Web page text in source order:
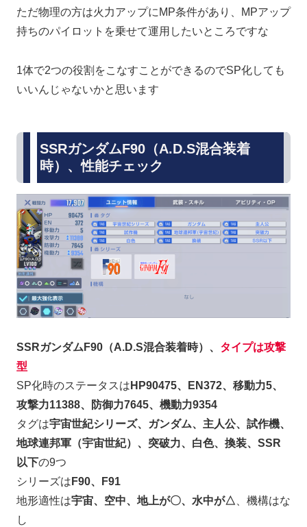
ただ物理の方は火力アップにMP条件があり、MPアップ
持ちのパイロットを乗せて運用したいところですな
1体で2つの役割をこなすことができるのでSP化しても
いいんじゃないかと思います
SSRガンダムF90（A.D.S混合装着
時）、性能チェック
SSRガンダムF90（A.D.S混合装着時）、 タイプは攻撃
型
SP化時のステータスは HP90475、EN372、移動力5、
攻撃力11388、防御力7645、機動力9354
タグは宇宙世紀シリーズ、ガンダム、主人公、試作機、
地球連邦軍（宇宙世紀）、突破力、白色、換装、SSR
以下の9つ
シリーズは F90、F91
地形適性は宇宙、空中、地上が〇、水中が△ 、機構はな
し